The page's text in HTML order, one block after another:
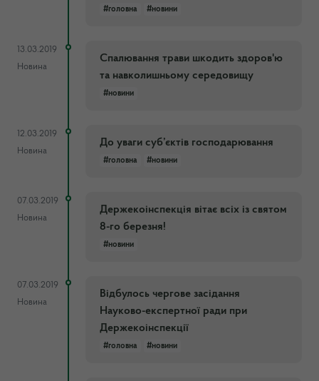
#головна #новини
13.03.2019
Новина
Спалювання трави шкодить здоров'ю
та навколишньому середовищу
#новини
12.03.2019
Новина
До уваги суб’єктів господарювання
#головна #новини
07.03.2019
Новина
Держекоінспекція вітає всіх із святом
8-го березня!
#новини
07.03.2019
Новина
Відбулось чергове засідання
Науково-експертної ради при
Держекоінспекції
#головна #новини